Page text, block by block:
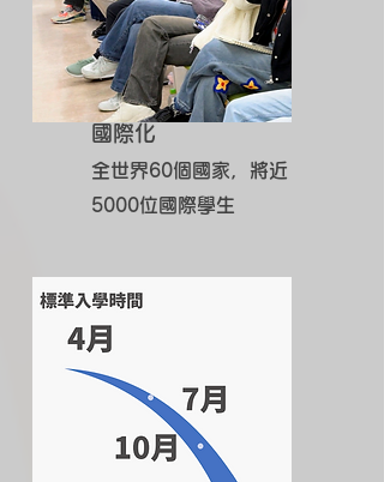
國際化
全世界60個國家，將近
5000位國際學生